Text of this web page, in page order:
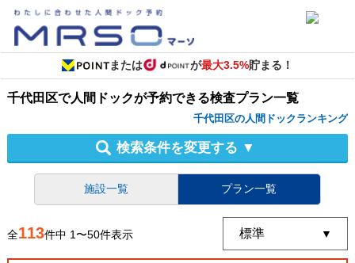
または が最大3.5%貯まる！
千代田区で人間ドックが予約できる検査プラン一覧
千代田区の人間ドックランキング
検索条件を変更する ▼
施設一覧 プラン一覧
全113件中 1〜50件表示